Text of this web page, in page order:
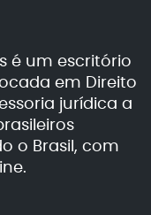
é um escritório
em Direito
jurídica a
o Brasil, com